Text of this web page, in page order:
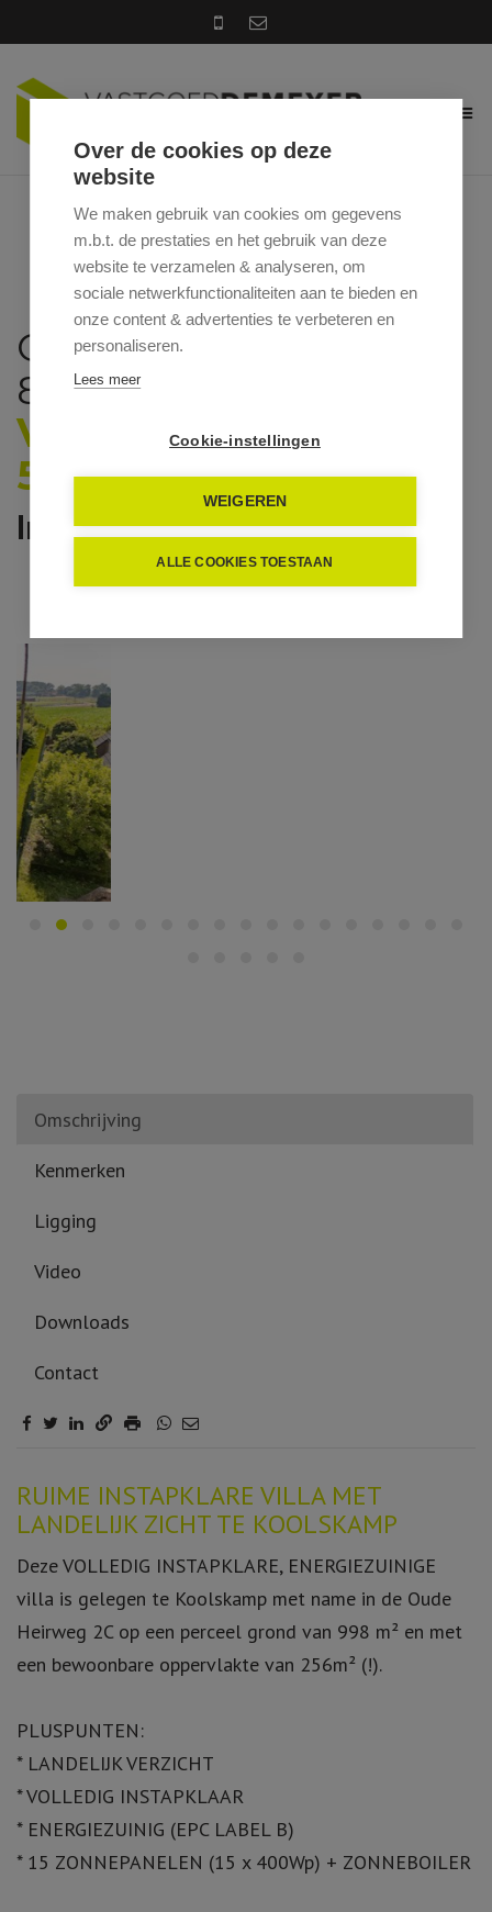
OUDE HEIRWEG 2 / C,
8851 KOOLSKAMP
VRAAGPRIJS: €
515.000
In optie
Omschrijving
Kenmerken
Ligging
Video
Downloads
Contact
Omschrijving
RUIME INSTAPKLARE VILLA MET
LANDELIJK ZICHT TE KOOLSKAMP
Deze VOLLEDIG INSTAPKLARE, ENERGIEZUINIGE
villa is gelegen te Koolskamp met name in de Oude
Heirweg 2C op een perceel grond van 998 m² en met
PLUSPUNTEN:
* LANDELIJK VERZICHT
* VOLLEDIG INSTAPKLAAR
* ENERGIEZUINIG (EPC LABEL B)
Over de cookies op deze
website
We maken gebruik van cookies om gegevens
m.b.t. de prestaties en het gebruik van deze
website te verzamelen & analyseren, om
sociale netwerkfunctionaliteiten aan te bieden en
onze content & advertenties te verbeteren en
personaliseren.
Lees meer
Cookie-instellingen
WEIGEREN
ALLE COOKIES TOESTAAN